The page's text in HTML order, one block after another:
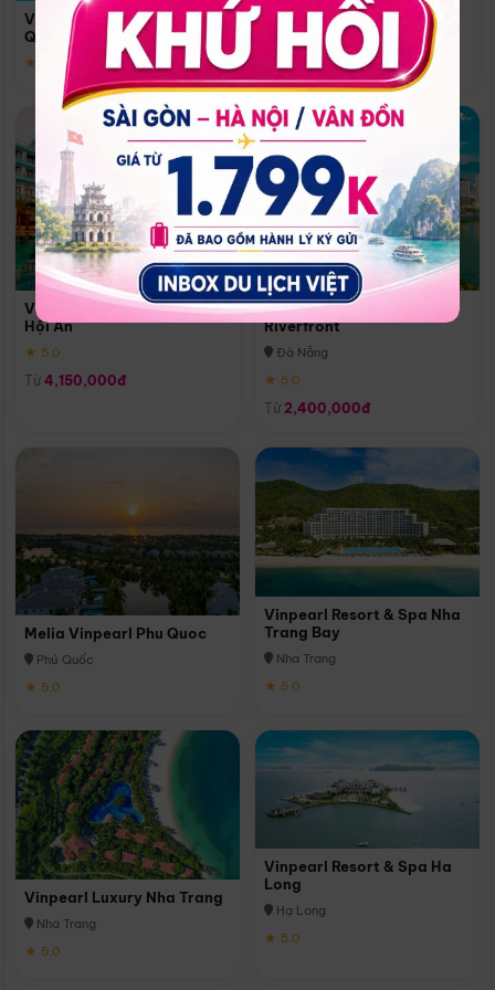
Vinpearl Resort & Spa Phu
Quoc
★ 5.0
Quoc
Phú Quốc
★ 5.0
Vinpearl Resort & Golf Nam
Hội An
★ 5.0
Từ 4,150,000đ
Melia Vinpearl Danang
Riverfront
Đà Nẵng
★ 5.0
Từ 2,400,000đ
Melia Vinpearl Phu Quoc
Phú Quốc
★ 5.0
Vinpearl Resort & Spa Nha
Trang Bay
Nha Trang
★ 5.0
Vinpearl Luxury Nha Trang
Nha Trang
★ 5.0
Vinpearl Resort & Spa Ha
Long
Hạ Long
★ 5.0